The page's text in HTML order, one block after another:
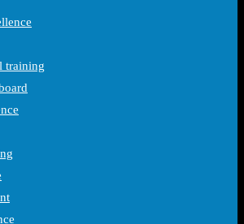
training